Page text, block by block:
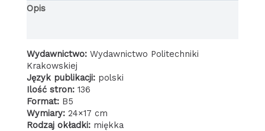
Opis
Wydawnictwo: Wydawnictwo Politechniki
Krakowskiej
Język publikacji: polski
Ilość stron: 136
Format: B5
Wymiary: 24×17 cm
Rodzaj okładki: miękka